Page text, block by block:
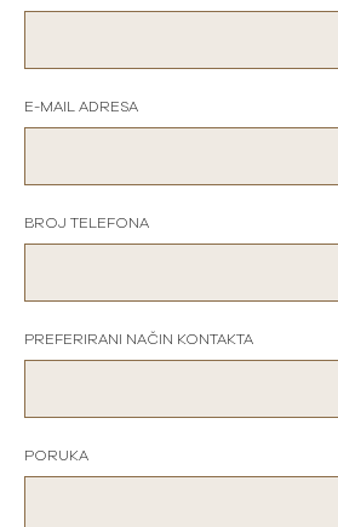
E-MAIL ADRESA
BROJ TELEFONA
PREFERIRANI NAČIN KONTAKTA
PORUKA